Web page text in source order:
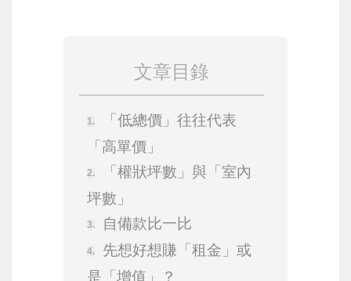
文章目錄
「低總價」往往代表
「高單價」
「權狀坪數」與「室內
坪數」
自備款比一比
先想好想賺「租金」或
是「增值」？